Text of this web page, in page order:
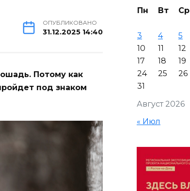
ОПУБЛИКОВАНО
31.12.2025 14:40
Потому как
под знаком
Август 2026
Пн Вт Ср
3
4 5
10
11 12
17
18 19
24
25 26
31
« Июл